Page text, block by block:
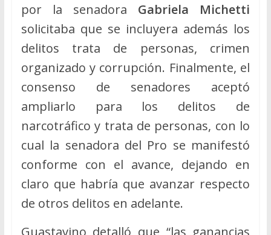
por la senadora Gabriela Michetti
solicitaba que se incluyera además los
delitos trata de personas, crimen
organizado y corrupción. Finalmente, el
consenso de senadores aceptó
ampliarlo para los delitos de
narcotráfico y trata de personas, con lo
cual la senadora del Pro se manifestó
conforme con el avance, dejando en
claro que habría que avanzar respecto
de otros delitos en adelante.
Guastavino detalló que “las ganancias